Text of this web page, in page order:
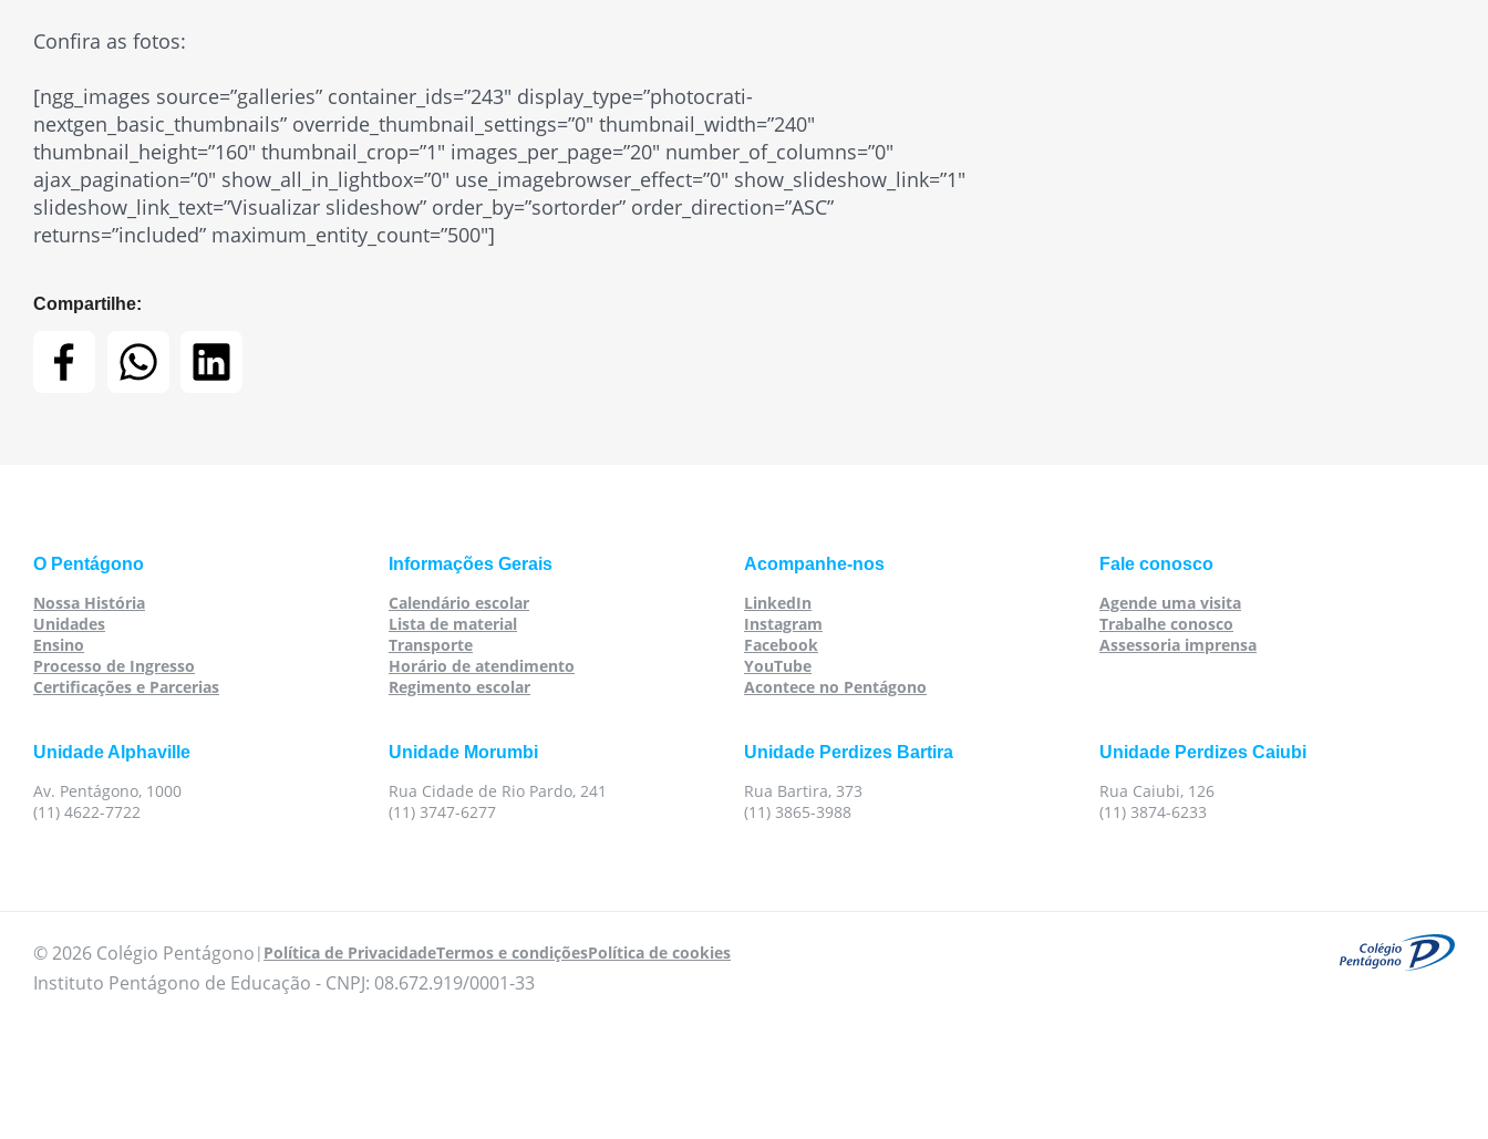
Confira as fotos:
[ngg_images source=”galleries” container_ids=”243″ display_type=”photocrati-
nextgen_basic_thumbnails” override_thumbnail_settings=”0″ thumbnail_width=”240″
thumbnail_height=”160″ thumbnail_crop=”1″ images_per_page=”20″ number_of_columns=”0″
ajax_pagination=”0″ show_all_in_lightbox=”0″ use_imagebrowser_effect=”0″ show_slideshow_link=”1″
slideshow_link_text=”Visualizar slideshow” order_by=”sortorder” order_direction=”ASC”
returns=”included” maximum_entity_count=”500″]
Compartilhe:
O Pentágono
Nossa História
Unidades
Ensino
Processo de Ingresso
Certificações e Parcerias
Informações Gerais
Calendário escolar
Lista de material
Transporte
Horário de atendimento
Regimento escolar
Acompanhe-nos
LinkedIn
Instagram
Facebook
YouTube
Acontece no Pentágono
Fale conosco
Agende uma visita
Trabalhe conosco
Assessoria imprensa
Unidade Alphaville
Av. Pentágono, 1000
(11) 4622-7722
Unidade Morumbi
Rua Cidade de Rio Pardo, 241
(11) 3747-6277
Unidade Perdizes Bartira
Rua Bartira, 373
(11) 3865-3988
Unidade Perdizes Caiubi
Rua Caiubi, 126
(11) 3874-6233
© 2026 Colégio Pentágono | Política de PrivacidadeTermos e condiçõesPolítica de cookies
Instituto Pentágono de Educação - CNPJ: 08.672.919/0001-33